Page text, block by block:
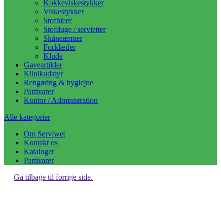
Kokkeviskestykker
Viskestykker
Stofbleer
Stofduge / servietter
Skåneærmer
Forklæder
Klude
Gaveartikler
Klinikudstyr
Rengøring & hygiejne
Partivarer
Kontor / Administration
Alle kategorier
Om Serviwet
Kontakt os
Kataloger
Partivarer
Gå tilbage til forrige side.